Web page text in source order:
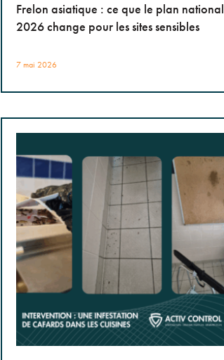
Frelon asiatique : ce que le plan national
2026 change pour les sites sensibles
7 mai 2026